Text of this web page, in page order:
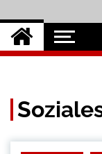
Schleswig